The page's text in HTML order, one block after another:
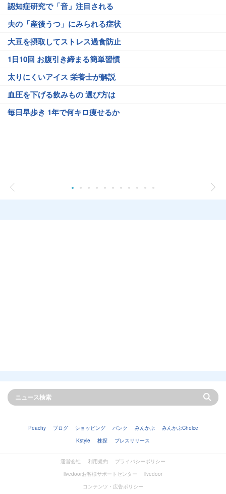
認知症研究で「音」注目される
夫の「産後うつ」にみられる症状
大豆を摂取してストレス過食防止
1日10回 お腹引き締まる簡単習慣
太りにくいアイス 栄養士が解説
血圧を下げる飲みもの 選び方は
毎日早歩き 1年で何キロ痩せるか
Peachy ブログ ショッピング バンク みんかぶ
みんかぶChoice
Kstyle
株探 プレスリリース
運営会社 利用規約
プライバシーポリシー
livedoorお客様サポートセンター
livedoor
コンテンツ・広告ポリシー